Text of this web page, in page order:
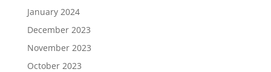
January 2024
December 2023
November 2023
October 2023